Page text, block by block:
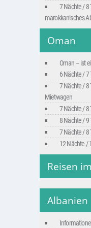
7 Nächte / 8
marokkanisches
Oman
Oman – ist
6 Nächte / 7
7 Nächte / 8
Mietwagen
7 Nächte / 8
8 Nächte / 9
7 Nächte / 8
12 Nächte /
Reisen
Albanien